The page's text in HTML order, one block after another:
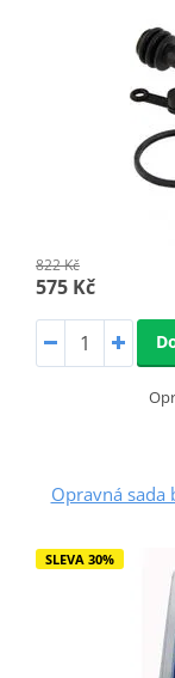
822 Kč
575 Kč
Opravná sada
SLEVA 30%